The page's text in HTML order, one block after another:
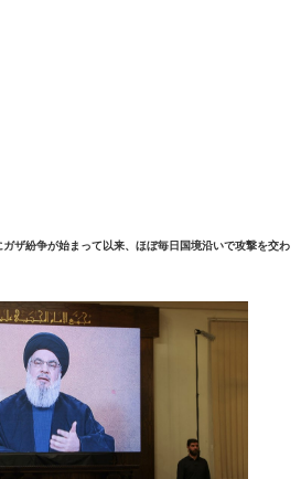
ザ紛争が始まって以来、ほぼ毎日国境沿いで攻撃を交わ